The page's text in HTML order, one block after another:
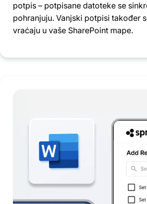
potpis – potpisane datoteke se
pohranjuju. Vanjski potpisi također
vraćaju u vaše SharePoint mape.